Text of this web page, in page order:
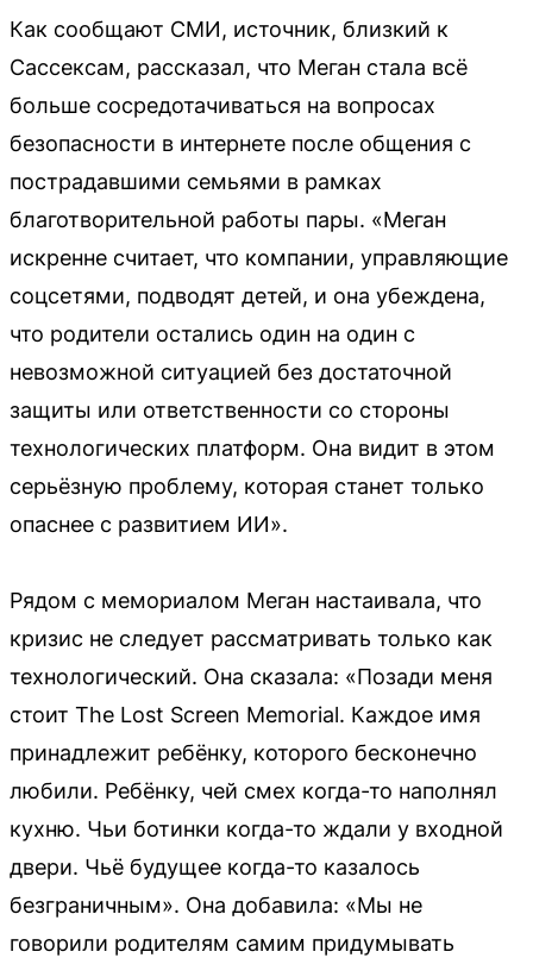
Как сообщают СМИ, источник, близкий к
Сассексам, рассказал, что Меган стала всё
больше сосредотачиваться на вопросах
безопасности в интернете после общения с
пострадавшими семьями в рамках
благотворительной работы пары. «Меган
искренне считает, что компании, управляющие
соцсетями, подводят детей, и она убеждена,
что родители остались один на один с
невозможной ситуацией без достаточной
защиты или ответственности со стороны
технологических платформ. Она видит в этом
серьёзную проблему, которая станет только
опаснее с развитием ИИ».
Рядом с мемориалом Меган настаивала, что
кризис не следует рассматривать только как
технологический. Она сказала: «Позади меня
стоит The Lost Screen Memorial. Каждое имя
принадлежит ребёнку, которого бесконечно
любили. Ребёнку, чей смех когда-то наполнял
кухню. Чьи ботинки когда-то ждали у входной
двери. Чьё будущее когда-то казалось
безграничным». Она добавила: «Мы не
говорили родителям самим придумывать